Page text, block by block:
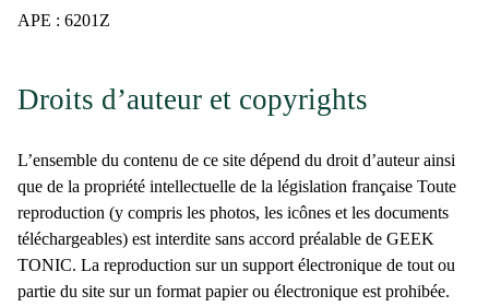
APE : 6201Z
Droits d’auteur et copyrights
L’ensemble du contenu de ce site dépend du droit d’auteur ainsi
que de la propriété intellectuelle de la législation française Toute
reproduction (y compris les photos, les icônes et les documents
téléchargeables) est interdite sans accord préalable de GEEK
TONIC. La reproduction sur un support électronique de tout ou
partie du site sur un format papier ou électronique est prohibée.